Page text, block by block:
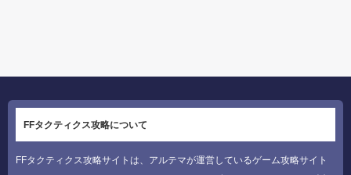
FFタクティクス攻略について
FFタクティクス攻略サイトは、アルテマが運営しているゲーム攻略サイト